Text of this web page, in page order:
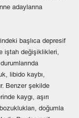
adaylarına
başlıca depresif
iştah değişiklikleri,
libido kaybı,
Benzer şekilde
kaygı, aşırı
doğumla